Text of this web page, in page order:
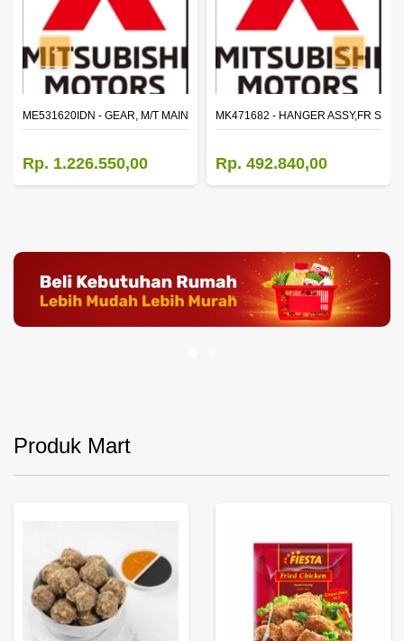
2ND SPEED (M035S5)
ME531620IDN - GEAR, M/T MAIN SHAFT REVERSE
Rp. 1.226.550,00
MK471682 - HANGER ASSY,FR
Rp. 492.840,00
< >
Produk Mart